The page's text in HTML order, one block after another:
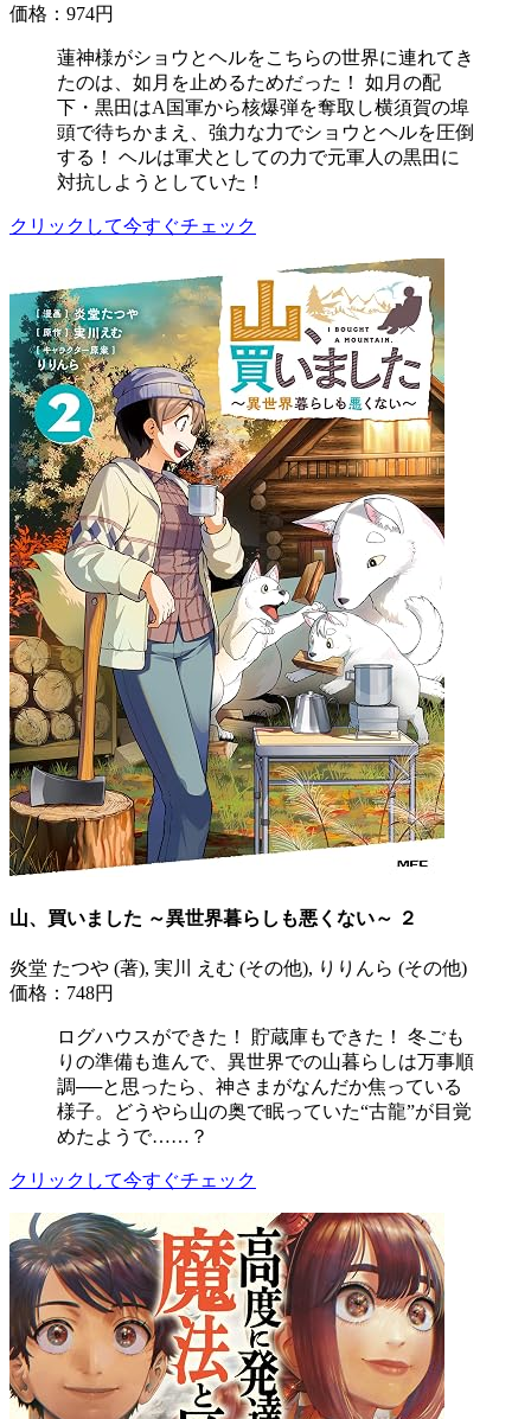
価格：974円
蓮神様がショウとヘルをこちらの世界に連れてき
たのは、如月を止めるためだった！ 如月の配
下・黒田はA国軍から核爆弾を奪取し横須賀の埠
頭で待ちかまえ、強力な力でショウとヘルを圧倒
する！ ヘルは軍犬としての力で元軍人の黒田に
対抗しようとしていた！
クリックして今すぐチェック
山、買いました ～異世界暮らしも悪くない～ ２
炎堂 たつや (著), 実川 えむ (その他), りりんら (その他)
価格：748円
ログハウスができた！ 貯蔵庫もできた！ 冬ごも
りの準備も進んで、異世界での山暮らしは万事順
調──と思ったら、神さまがなんだか焦っている
様子。どうやら山の奥で眠っていた“古龍”が目覚
めたようで……？
クリックして今すぐチェック